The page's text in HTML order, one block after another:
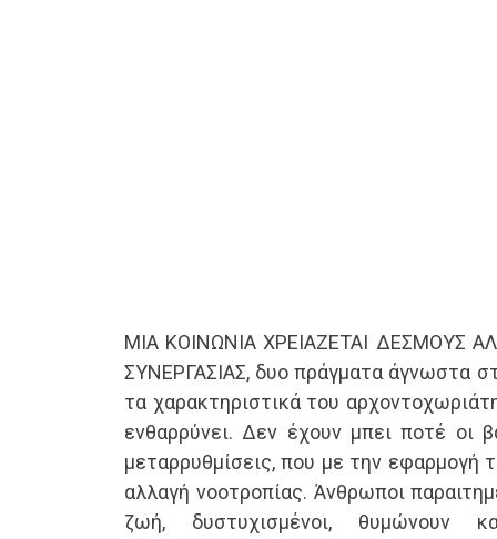
ΜΙΑ ΚΟΙΝΩΝΙΑ ΧΡΕΙΑΖΕΤΑΙ ΔΕΣΜΟΥΣ
ΣΥΝΕΡΓΑΣΙΑΣ, δυο πράγματα άγνωστα
τα χαρακτηριστικά του
ενθαρρύνει. Δεν έχουν μπει ποτέ οι
μεταρρυθμίσεις, που με την εφαρμογή
αλλαγή νοοτροπίας. Άνθρωποι
ζωή, δυστυχισμένοι, θυμώνουν